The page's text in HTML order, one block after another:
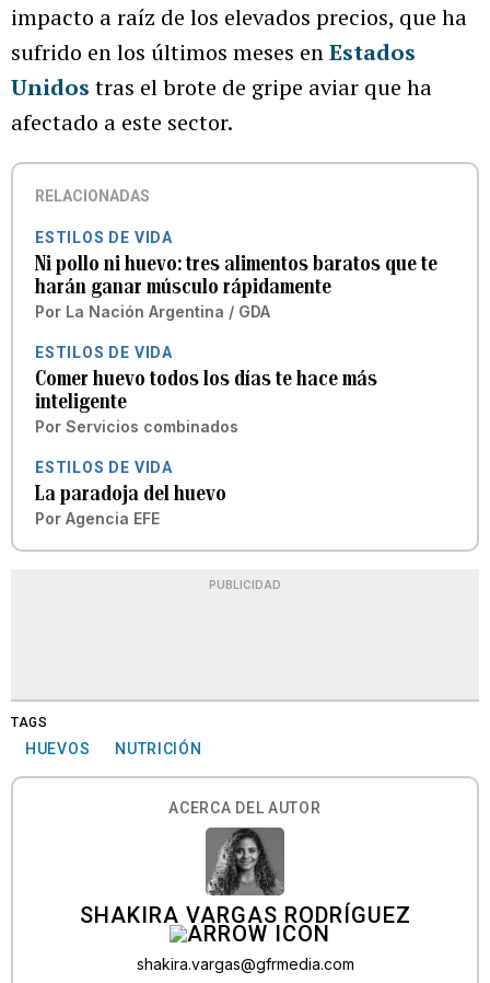
impacto a raíz de los elevados precios, que ha
sufrido en los últimos meses enEstados
Unidos tras el brote de gripe aviar que ha
afectado a este sector.
RELACIONADAS
ESTILOS DE VIDA
Ni pollo ni huevo: tres alimentos baratos que te
harán ganar músculo rápidamente
Por La Nación Argentina / GDA
ESTILOS DE VIDA
Comer huevo todos los días te hace más
inteligente
Por Servicios combinados
ESTILOS DE VIDA
La paradoja del huevo
Por Agencia EFE
PUBLICIDAD
TAGS
HUEVOS NUTRICIÓN
ACERCA DEL AUTOR
SHAKIRA VARGAS RODRÍGUEZ
shakira.vargas@gfrmedia.com